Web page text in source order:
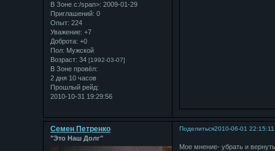
В Зоне с:/span>: 2009-01-29
Приглашений: 0
Опыт: 224
Уважение: +7
Доброта: +0
Пол: Мужской
Возраст: 34 [1992-03-07]
В Зоне провёл:
2 дня 10 часов
Прошлый рейд:
2010-10-31 19:29:56
Поделиться2010-06-01 22:15:11
Семен Петренко
"Это Наш Долг"
Мое мнение- убрать и